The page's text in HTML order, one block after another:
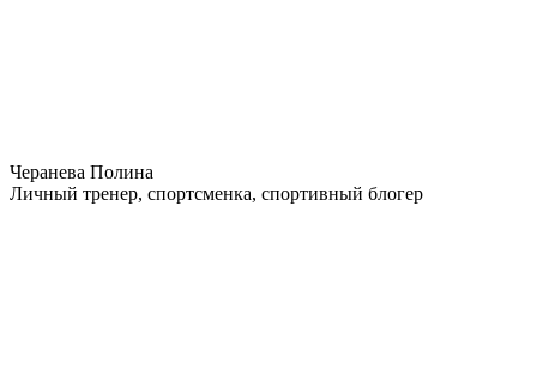
Черанева Полина
Личный тренер, спортсменка, спортивный блогер